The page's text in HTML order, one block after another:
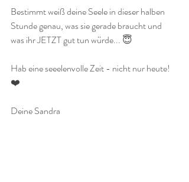
Bestimmt weiß deine Seele in dieser halben
Stunde genau, was sie gerade braucht und
was ihr JETZT gut tun würde... 😇
Hab eine seeelenvolle Zeit - nicht nur heute!
❤️
Deine Sandra